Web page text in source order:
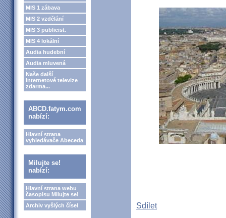
MIS 1 zábava
MIS 2 vzdělání
MIS 3 publicist.
MIS 4 lokální
Audia hudební
Audia mluvená
Naše další
internetové televize
zdarma...
ABCD.fatym.com
nabízí:
Hlavní strana
vyhledávače Abeceda
Milujte se!
nabízí:
Hlavní strana webu
časopisu Milujte se!
Archiv vyšlých čísel
Sdílet